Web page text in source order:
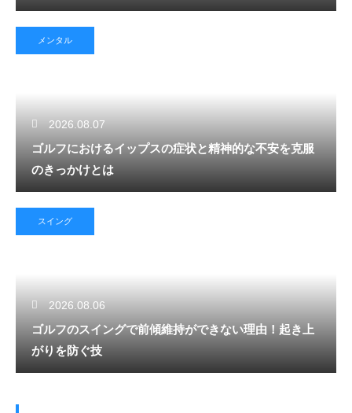
メンタル
2026.08.07
ゴルフにおけるイップスの症状と精神的な不安を克服
のきっかけとは
スイング
2026.08.06
ゴルフのスイングで前傾維持ができない理由！起き上
がりを防ぐ技